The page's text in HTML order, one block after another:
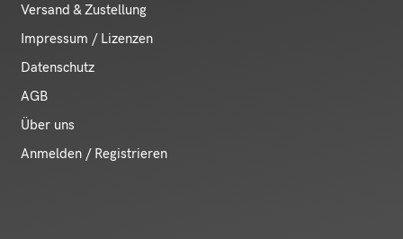
Versand & Zustellung
Impressum / Lizenzen
Datenschutz
AGB
Über uns
Anmelden / Registrieren